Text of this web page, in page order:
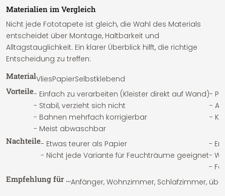
Materialien im Vergleich
Nicht jede Fototapete ist gleich, die Wahl des Materials
entscheidet über Montage, Haltbarkeit und
Alltagstauglichkeit. Ein klarer Überblick hilft, die richtige
Entscheidung zu treffen:
MaterialVliesPapierSelbstklebend
Vorteile- Einfach zu verarbeiten (Kleister direkt auf Wand)
- Stabil, verzieht sich nicht
- Bahnen mehrfach korrigierbar
- Meist abwaschbar
-
-
-
Nachteile- Etwas teurer als Papier
- Nicht jede Variante für Feuchträume geeignet
-
-
-
Empfehlung für …Anfänger, Wohnzimmer, Schlafzimmer,